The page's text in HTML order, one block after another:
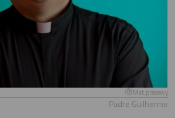
Mat.prasowy
Padre Guilherme